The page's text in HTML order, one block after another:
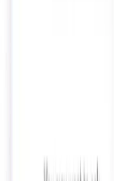
高度に規制
タラクシ
単純で、